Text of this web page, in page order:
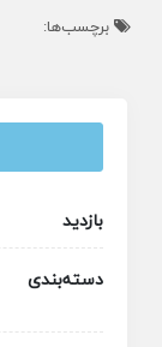
برچسب‌ها:
بازدید
دسته‌بندی